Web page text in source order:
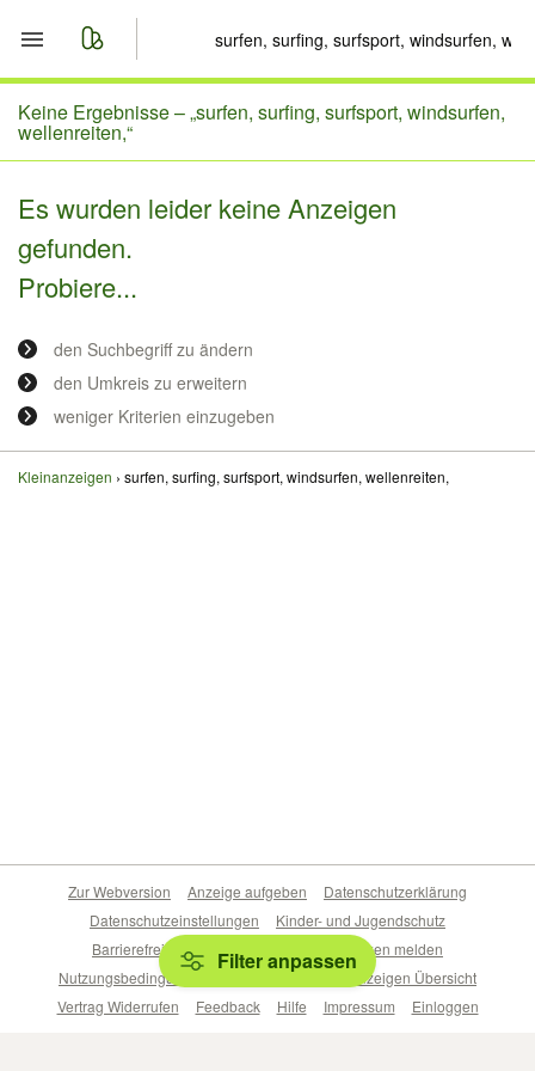
Start
Merkliste
Nachrichten
Anzeige aufgeben
Keine Ergebnisse –„surfen, surfing, surfsport, windsurfen,
wellenreiten,“
Es wurden leider keine Anzeigen
gefunden.
Probiere...
den Suchbegriff zu ändern
den Umkreis zu erweitern
weniger Kriterien einzugeben
Kleinanzeigen surfen, surfing, surfsport, windsurfen, wellenreiten,
Filter anpassen
Zur Webversion Anzeige aufgeben
Datenschutzerklärung
Datenschutzeinstellungen
Kinder- und Jugendschutz
Barrierefreiheitserklärung
Sicherheitslücken melden
Nutzungsbedingungen
Beliebte Suchen
Anzeigen Übersicht
Vertrag Widerrufen
Feedback Hilfe Impressum Einloggen